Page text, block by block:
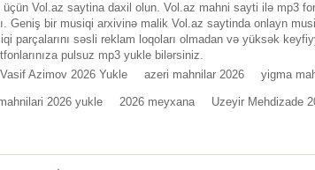
Vol.az saytina daxil olun. Vol.az mahni sayti ilə mp3
Geniş bir musiqi arxivinə malik Vol.az saytinda onlayn
parçalarını səsli reklam loqoları olmadan və yüksək
pulsuz mp3 yukle bilərsiniz.
Vasif Azimov 2026 Yukle azeri mahnilar 2026 yigma
2026 yukle 2026 meyxana Uzeyir Mehdizade